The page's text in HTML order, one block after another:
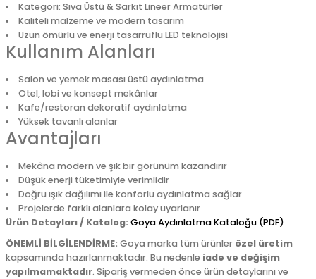
Kategori: Sıva Üstü & Sarkıt Lineer Armatürler
Kaliteli malzeme ve modern tasarım
Uzun ömürlü ve enerji tasarruflu LED teknolojisi
Kullanım Alanları
Salon ve yemek masası üstü aydınlatma
Otel, lobi ve konsept mekânlar
Kafe/restoran dekoratif aydınlatma
Yüksek tavanlı alanlar
Avantajları
Mekâna modern ve şık bir görünüm kazandırır
Düşük enerji tüketimiyle verimlidir
Doğru ışık dağılımı ile konforlu aydınlatma sağlar
Projelerde farklı alanlara kolay uyarlanır
Ürün Detayları / Katalog: Goya Aydınlatma Kataloğu (PDF)
ÖNEMLİ BİLGİLENDİRME: Goya marka tüm ürünler özel üretim
kapsamında hazırlanmaktadır. Bu nedenle iade ve değişim
yapılmamaktadır. Sipariş vermeden önce ürün detaylarını ve